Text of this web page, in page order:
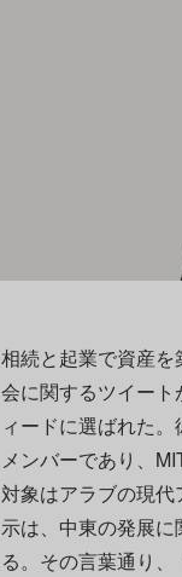
相続と起業で資産
会に関するツイー
ィードに選ばれた
メンバーであり、
対象はアラブの現
示は、中東の発展
る。その言葉通り